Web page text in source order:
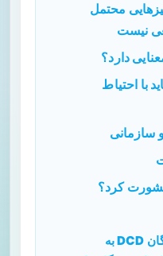
محتمل
نیست
دارد؟
با احتیاط
سازمانی
کرد؟
۱. آیا پیوند قلب از دهندگان DCD به